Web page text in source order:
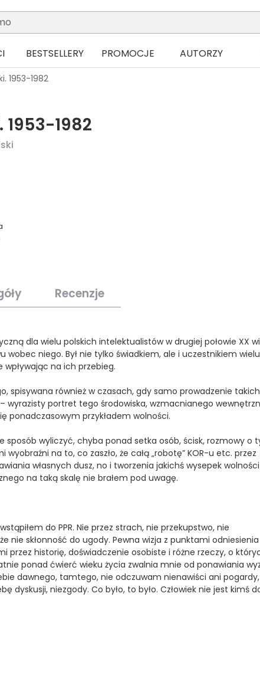
BESTSELLERY PROMOCJE AUTORZY
1953-1982
1953-1982
Recenzje
dla wielu polskich intelektualistów w drugiej połowie XX
niego. Był nie tylko świadkiem, ale i uczestnikiem wielu
na ich przebieg.
spisywana również w czasach, gdy samo prowadzenie takich
wyrazisty portret tego środowiska, wzmacnianego
ponadczasowym przykładem wolności.
sposób wyliczyć, chyba ponad setka osób, ścisk, rozmowy o
na to, co zaszło, że całą „robotę” KOR-u etc. przez
własnych dusz, no i tworzenia jakichś wysepek wolności
na taką skalę nie brałem pod uwagę.
do PPR. Nie przez strach, nie przekupstwo, nie
nie skłonność do ugody. Pewna wizja z punktami odniesienia
przez historię, doświadczenie osobiste i różne rzeczy, o
ponad ćwierć wieku życia zwalnia mnie od ponawiania
dawnego, tamtego, nie odczuwam nienawiści ani pogardy,
dyskusji, niezgody. Co było, to było. Człowiek nie jest kimś